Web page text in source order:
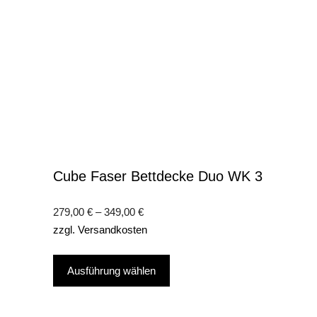
Cube Faser Bettdecke Duo WK 3
279,00 € –349,00 €
zzgl. Versandkosten
Ausführung wählen